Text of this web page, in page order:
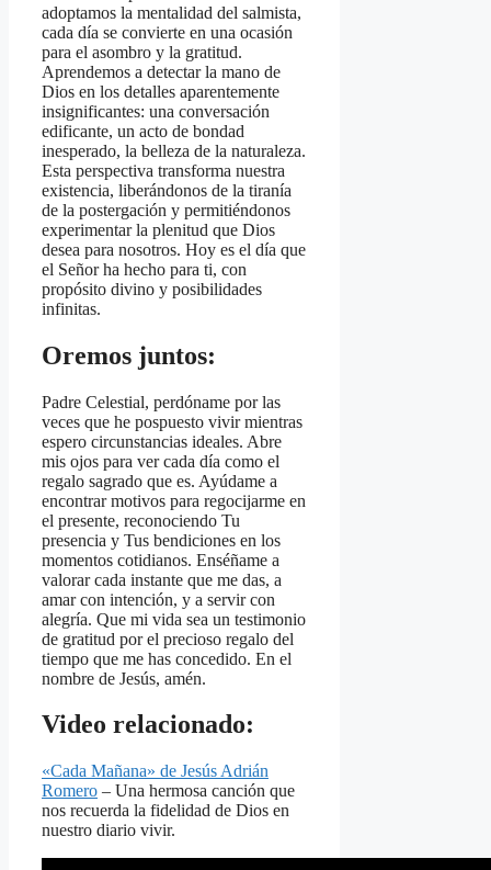
adoptamos la mentalidad del salmista,
cada día se convierte en una ocasión
para el asombro y la gratitud.
Aprendemos a detectar la mano de
Dios en los detalles aparentemente
insignificantes: una conversación
edificante, un acto de bondad
inesperado, la belleza de la naturaleza.
Esta perspectiva transforma nuestra
existencia, liberándonos de la tiranía
de la postergación y permitiéndonos
experimentar la plenitud que Dios
desea para nosotros. Hoy es el día que
el Señor ha hecho para ti, con
propósito divino y posibilidades
infinitas.
Oremos juntos:
Padre Celestial, perdóname por las
veces que he pospuesto vivir mientras
espero circunstancias ideales. Abre
mis ojos para ver cada día como el
regalo sagrado que es. Ayúdame a
encontrar motivos para regocijarme en
el presente, reconociendo Tu
presencia y Tus bendiciones en los
momentos cotidianos. Enséñame a
valorar cada instante que me das, a
amar con intención, y a servir con
alegría. Que mi vida sea un testimonio
de gratitud por el precioso regalo del
tiempo que me has concedido. En el
nombre de Jesús, amén.
Video relacionado:
«Cada Mañana» de Jesús Adrián
Romero – Una hermosa canción que
nos recuerda la fidelidad de Dios en
nuestro diario vivir.